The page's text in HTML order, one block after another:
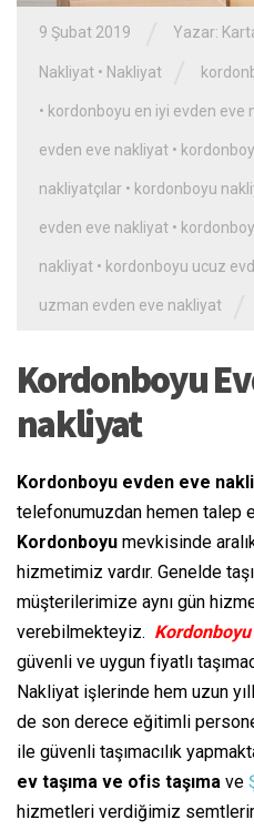
9 Şubat 2019 Yazar:
Nakliyat • Nakliyat
• kordonboyu en iyi evden eve
evden eve nakliyat •
nakliyatçılar • kordonboyu
evden eve nakliyat •
nakliyat • kordonboyu ucuz
uzman evden eve nakliyat
Kordonboyu
nakliyat
Kordonboyu evden eve
telefonumuzdan hemen talep
Kordonboyu mevkisinde
hizmetimiz vardır. Genelde
müşterilerimize aynı gün
verebilmekteyiz.
güvenli ve uygun fiyatlı
Nakliyat işlerinde hem uzun
de son derece eğitimli
ile güvenli taşımacılık
ev taşıma ve ofis taşıma ve
hizmetleri verdiğimiz